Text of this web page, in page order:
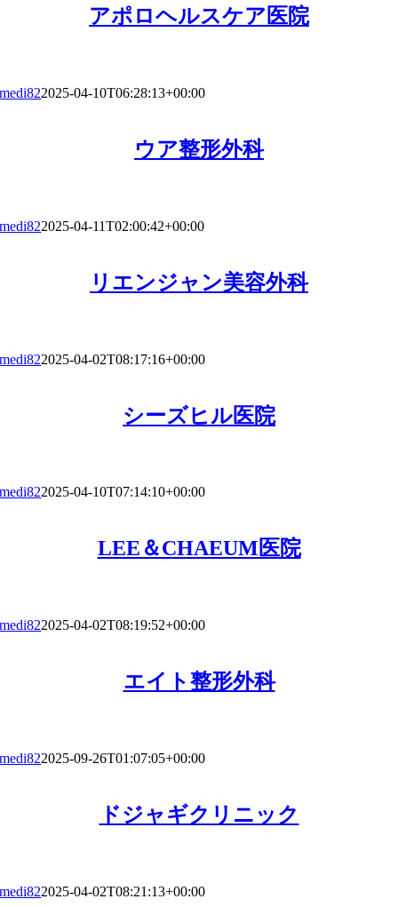
アポロヘルスケア医院
medi822025-04-10T06:28:13+00:00
ウア整形外科
medi822025-04-11T02:00:42+00:00
リエンジャン美容外科
medi822025-04-02T08:17:16+00:00
シーズヒル医院
medi822025-04-10T07:14:10+00:00
LEE＆CHAEUM医院
medi822025-04-02T08:19:52+00:00
エイト整形外科
medi822025-09-26T01:07:05+00:00
ドジャギクリニック
medi822025-04-02T08:21:13+00:00